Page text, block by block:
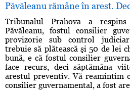
Păvăleanu rămâne în arest.
Tribunalul Prahova a
Păvăleanu, fostul consilier
provizorie sub control
trebuie să plătească şi 50 de lei
bună, e că fostul consilier
face recurs, deci săptămâna
arestul preventiv. Vă reamintim
consilier guvernamental, a fost